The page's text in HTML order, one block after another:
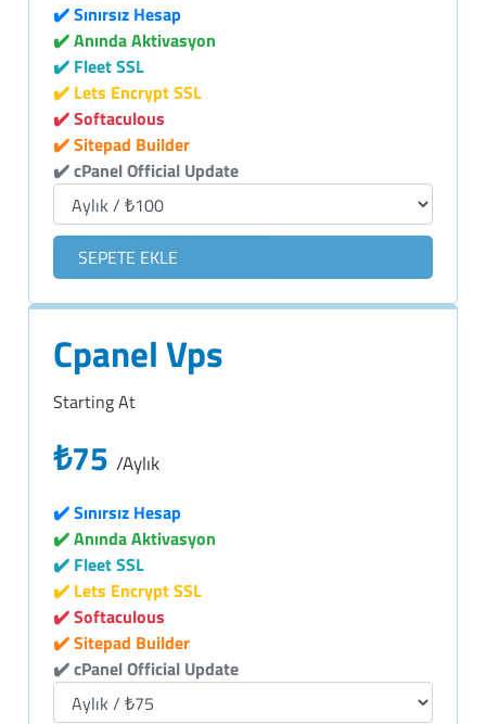
✔️ Sınırsız Hesap
✔️ Anında Aktivasyon
✔️ Fleet SSL
✔️ Lets Encrypt SSL
✔️ Softaculous
✔️ Sitepad Builder
✔️ cPanel Official Update
SEPETE EKLE
Cpanel Vps
Starting At
₺75/Aylık
✔️ Sınırsız Hesap
✔️ Anında Aktivasyon
✔️ Fleet SSL
✔️ Lets Encrypt SSL
✔️ Softaculous
✔️ Sitepad Builder
✔️ cPanel Official Update